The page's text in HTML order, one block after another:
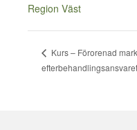
Region Väst
Kurs – Förorenad